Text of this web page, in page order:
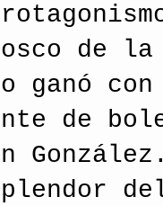
de
ganó
de
del